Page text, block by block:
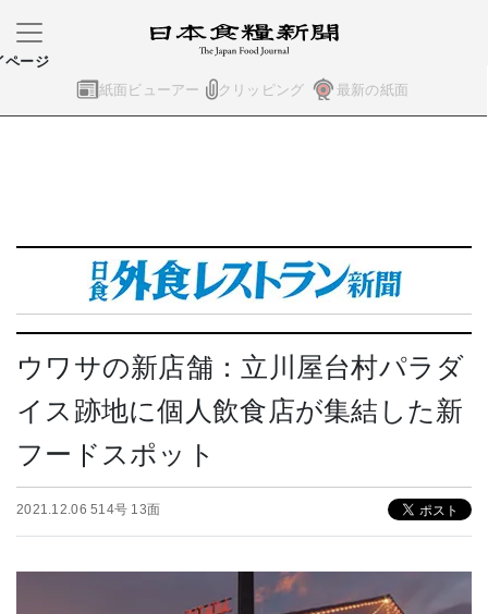
紙面ビューアー クリッピング 最新の紙面
ページ
ウワサの新店舗：立川屋台村パラダ
イス跡地に個人飲食店が集結した新
フードスポット
2021.12.06 514号 13面